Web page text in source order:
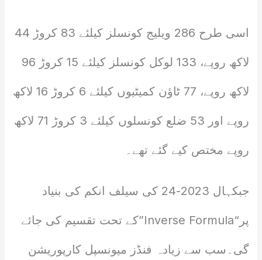
اسی طرح 286 ویلیج کونسلز کیلئے 83 کروڑ 44
لاکھ روپے، 133 لوکل کونسلز کیلئے 15 کروڑ 96
لاکھ روپے، 77 ٹاؤن کمیٹیوں کیلئے 6 کروڑ 16 لاکھ
روپے اور 53 ضلع کونسلوں کیلئے 3 کروڑ 71 لاکھ
روپے مختص کیے گئے تھے۔
جبکہال 2023-24 کی سیلف انکم کی بنیاد
پر“Inverse Formula”کے تحت تقسیم کی جائے
گی۔سب سے زیادہ فنڈز میونسپل کارپوریشن